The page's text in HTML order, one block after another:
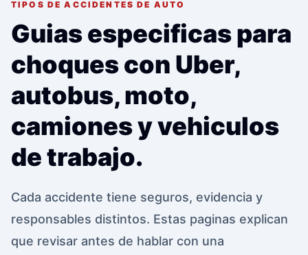
TIPOS DE ACCIDENTES DE AUTO
Guias especificas para
choques con Uber,
autobus, moto,
camiones y vehiculos
de trabajo.
Cada accidente tiene seguros, evidencia y
responsables distintos. Estas paginas explican
que revisar antes de hablar con una